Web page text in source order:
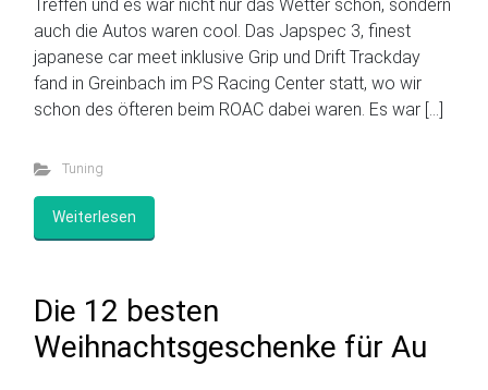
Treffen und es war nicht nur das Wetter schön, sondern
auch die Autos waren cool. Das Japspec 3, finest
japanese car meet inklusive Grip und Drift Trackday
fand in Greinbach im PS Racing Center statt, wo wir
schon des öfteren beim ROAC dabei waren. Es war […]
Tuning
Weiterlesen
Die 12 besten
Weihnachtsgeschenke für Au